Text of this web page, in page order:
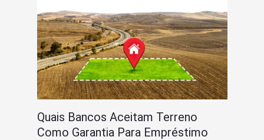
Quais Bancos Aceitam Terreno
Como Garantia Para Empréstimo